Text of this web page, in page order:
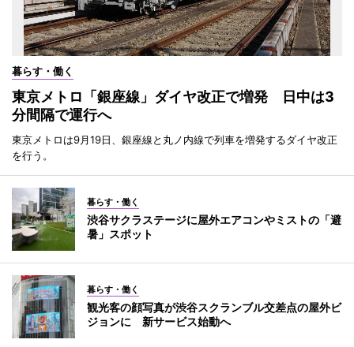
暮らす・働く
東京メトロ「銀座線」ダイヤ改正で増発 日中は3
分間隔で運行へ
東京メトロは9月19日、銀座線と丸ノ内線で列車を増発するダイヤ改正
を行う。
暮らす・働く
渋谷サクラステージに屋外エアコンやミストの「避
暑」スポット
暮らす・働く
観光客の顔写真が渋谷スクランブル交差点の屋外ビ
ジョンに 新サービス始動へ